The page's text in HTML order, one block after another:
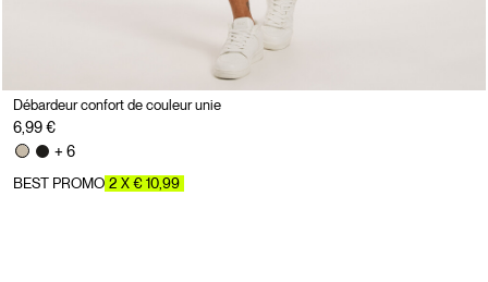
Débardeur confort de couleur unie
6,99 €
+ 6
BEST PROMO 2 X € 10,99